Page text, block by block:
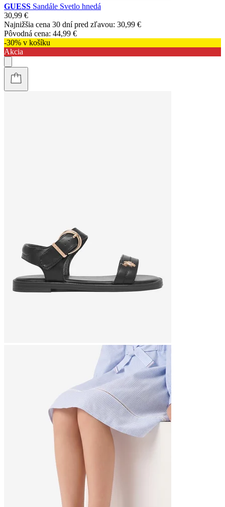
GUESS Sandále Svetlo hnedá
30,99 €
Najnižšia cena 30 dní pred zľavou: 30,99 €
Pôvodná cena: 44,99 €
-30% v košíku
Akcia